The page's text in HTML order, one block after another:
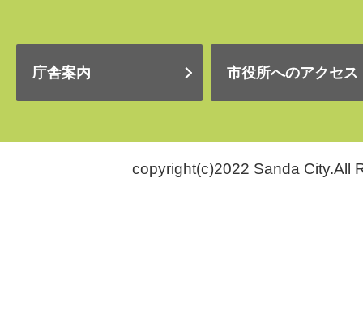
庁舎案内 市役所へのアクセス
copyright(c)2022 Sanda City.All